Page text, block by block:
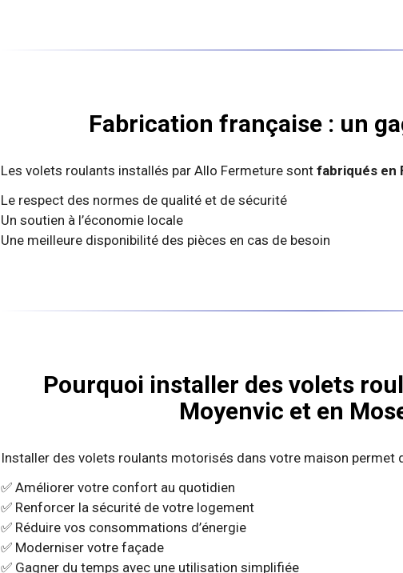
Fabrication française : un
Les volets roulants installés par Allo Fermeture sont fabriqués en
Le respect des normes de qualité et de sécurité
Un soutien à l’économie locale
Une meilleure disponibilité des pièces en cas de besoin
Pourquoi installer des volets
Moyenvic et en
Installer des volets roulants motorisés dans votre maison permet
✅ Améliorer votre confort au quotidien
✅ Renforcer la sécurité de votre logement
✅ Réduire vos consommations d’énergie
✅ Moderniser votre façade
✅ Gagner du temps avec une utilisation simplifiée